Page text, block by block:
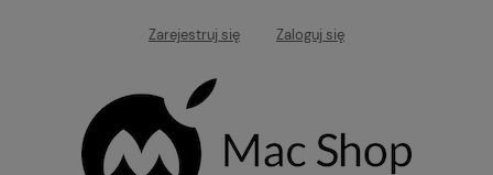
Zarejestruj się Zaloguj się